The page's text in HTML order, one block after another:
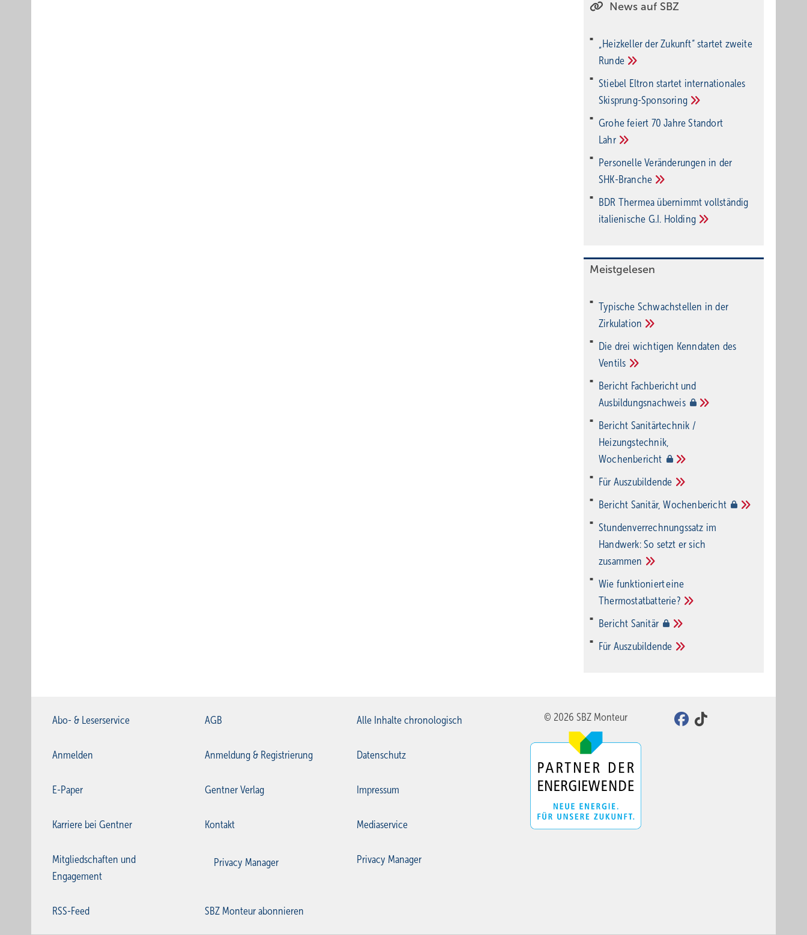
News auf SBZ
„Heizkeller der Zu­kunft“ star­tet zwei­te
Run­de
Stiebel Eltron startet internatio­nales
Ski­sprung-Spon­soring
Grohe feiert 70 Jahre Standort
Lahr
Personelle Veränderungen in der
SHK-Branche
BDR Thermea übernimmt vollständig
italienische G.I. Holding
Meistgelesen
Typische Schwachstellen in der
Zirkulation
Die drei wichtigen Kenndaten des
Ventils
Bericht Fachbericht und
Ausbildungsnachweis
Bericht Sanitärtechnik /
Heizungstechnik,
Wochenbericht
Für Auszubildende
Bericht Sanitär,Wochenbericht
Stundenverrechnungssatz im
Handwerk: So setzt er sich
zusammen
Wie funktioniert eine
Thermostatbatterie?
Bericht Sanitär
Für Auszubildende
Abo- & Leserservice AGB Alle Inhalte chronologisch
Anmelden Anmeldung & Registrierung Datenschutz
E-Paper Gentner Verlag Impressum
Karriere bei Gentner Kontakt Mediaservice
Mitgliedschaften und
Engagement
Privacy Manager Privacy Manager
RSS-Feed SBZ Monteur abonnieren
© 2026 SBZ Monteur